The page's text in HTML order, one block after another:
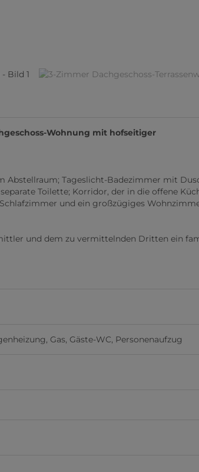
Wohnung mit hofseitiger
Abstellraum; Tageslicht-Badezimmer mit
Toilette; Korridor, der in die offene
und ein großzügiges
und dem zu vermittelnden Dritten ein
Gas Gäste-WC Personenaufzug